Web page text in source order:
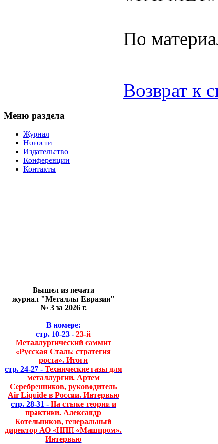
По
Возврат к
Меню раздела
Журнал
Новости
Издательство
Конференции
Контакты
Вышел из печати
журнал "Металлы Евразии"
№ 3 за 2026 г.
В номере:
стр. 10-23 - 23-й
Металлургический саммит
«Русская Сталь: стратегия
роста». Итоги
стр. 24-27 - Технические газы для
металлургии. Артем
Серебренников, руководитель
Air Liquide в России. Интервью
стр. 28-31 - На стыке теории и
практики. Александр
Котельников, генеральный
директор АО «НПП «Машпром».
Интервью